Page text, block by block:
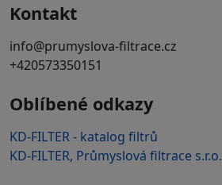
Kontakt
info@prumyslova-filtrace.cz
+420573350151
Oblíbené odkazy
KD-FILTER - katalog filtrů
KD-FILTER, Průmyslová filtrace s.r.o.